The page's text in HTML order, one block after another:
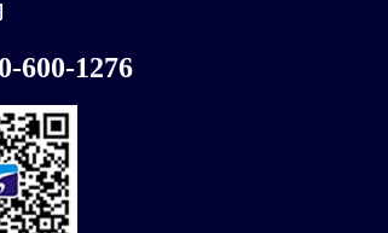
600-1276